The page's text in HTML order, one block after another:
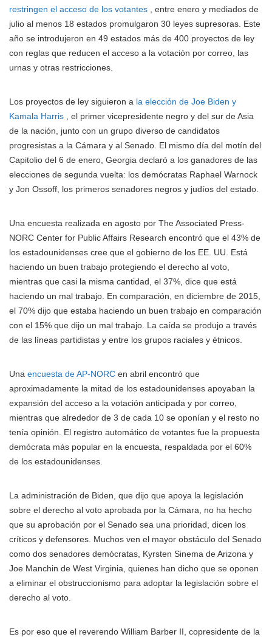
restringen el acceso de los votantes , entre enero y mediados de
julio al menos 18 estados promulgaron 30 leyes supresoras. Este
año se introdujeron en 49 estados más de 400 proyectos de ley
con reglas que reducen el acceso a la votación por correo, las
urnas y otras restricciones.
Los proyectos de ley siguieron a la elección de Joe Biden y
Kamala Harris , el primer vicepresidente negro y del sur de Asia
de la nación, junto con un grupo diverso de candidatos
progresistas a la Cámara y al Senado. El mismo día del motín del
Capitolio del 6 de enero, Georgia declaró a los ganadores de las
elecciones de segunda vuelta: los demócratas Raphael Warnock
y Jon Ossoff, los primeros senadores negros y judíos del estado.
Una encuesta realizada en agosto por The Associated Press-
NORC Center for Public Affairs Research encontró que el 43% de
los estadounidenses cree que el gobierno de los EE. UU. Está
haciendo un buen trabajo protegiendo el derecho al voto,
mientras que casi la misma cantidad, el 37%, dice que está
haciendo un mal trabajo. En comparación, en diciembre de 2015,
el 70% dijo que estaba haciendo un buen trabajo en comparación
con el 15% que dijo un mal trabajo. La caída se produjo a través
de las líneas partidistas y entre los grupos raciales y étnicos.
Una encuesta de AP-NORC en abril encontró que
aproximadamente la mitad de los estadounidenses apoyaban la
expansión del acceso a la votación anticipada y por correo,
mientras que alrededor de 3 de cada 10 se oponían y el resto no
tenía opinión. El registro automático de votantes fue la propuesta
demócrata más popular en la encuesta, respaldada por el 60%
de los estadounidenses.
La administración de Biden, que dijo que apoya la legislación
sobre el derecho al voto aprobada por la Cámara, no ha hecho
que su aprobación por el Senado sea una prioridad, dicen los
críticos y defensores. Muchos ven el mayor obstáculo del Senado
como dos senadores demócratas, Kyrsten Sinema de Arizona y
Joe Manchin de West Virginia, quienes han dicho que se oponen
a eliminar el obstruccionismo para adoptar la legislación sobre el
derecho al voto.
Es por eso que el reverendo William Barber II, copresidente de la